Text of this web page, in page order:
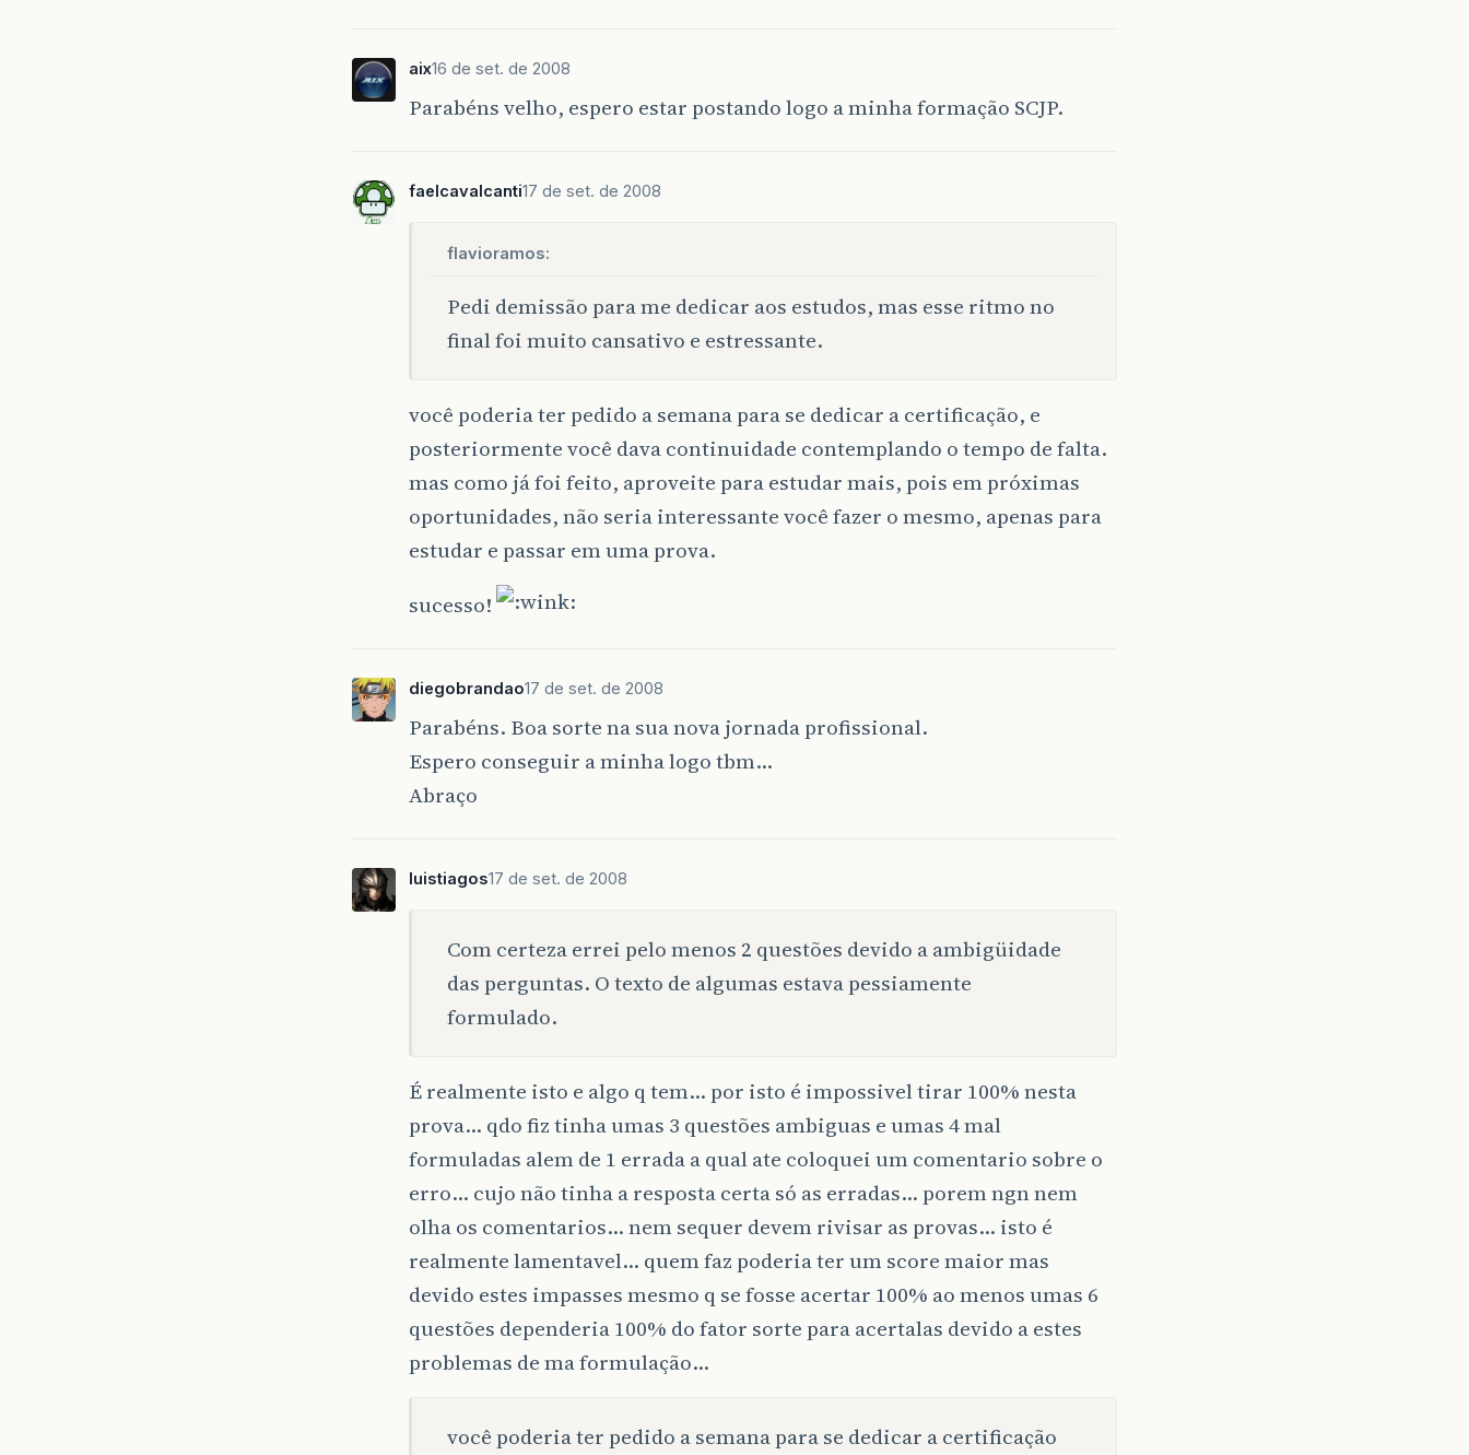
aix16 de set. de 2008
Parabéns velho, espero estar postando logo a minha formação SCJP.
faelcavalcanti17 de set. de 2008
flavioramos:
Pedi demissão para me dedicar aos estudos, mas esse ritmo no
final foi muito cansativo e estressante.
você poderia ter pedido a semana para se dedicar a certificação, e
posteriormente você dava continuidade contemplando o tempo de falta.
mas como já foi feito, aproveite para estudar mais, pois em próximas
oportunidades, não seria interessante você fazer o mesmo, apenas para
estudar e passar em uma prova.
sucesso!
diegobrandao17 de set. de 2008
Parabéns. Boa sorte na sua nova jornada profissional.
Espero conseguir a minha logo tbm…
Abraço
luistiagos17 de set. de 2008
Com certeza errei pelo menos 2 questões devido a ambigüidade
das perguntas. O texto de algumas estava pessiamente
formulado.
É realmente isto e algo q tem… por isto é impossivel tirar 100% nesta
prova… qdo fiz tinha umas 3 questões ambiguas e umas 4 mal
formuladas alem de 1 errada a qual ate coloquei um comentario sobre o
erro… cujo não tinha a resposta certa só as erradas… porem ngn nem
olha os comentarios… nem sequer devem rivisar as provas… isto é
realmente lamentavel… quem faz poderia ter um score maior mas
devido estes impasses mesmo q se fosse acertar 100% ao menos umas 6
questões dependeria 100% do fator sorte para acertalas devido a estes
problemas de ma formulação…
você poderia ter pedido a semana para se dedicar a certificação